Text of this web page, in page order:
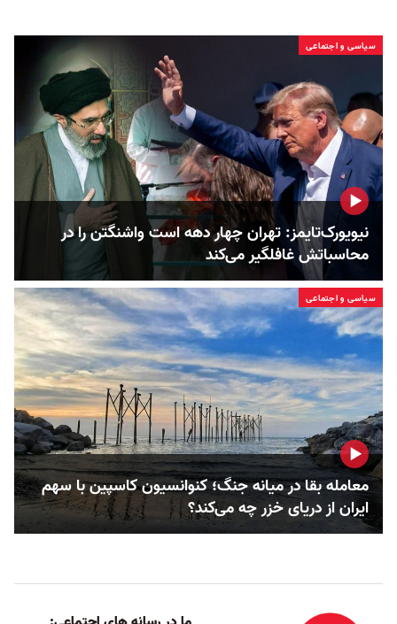
سیاسی و اجتماعی
نیویورک‌تایمز: تهران چهار دهه است واشنگتن را در
محاسباتش غافلگیر می‌کند
سیاسی و اجتماعی
معامله بقا در میانه جنگ؛ کنوانسیون کاسپین با سهم
ایران از دریای خزر چه می‌کند؟